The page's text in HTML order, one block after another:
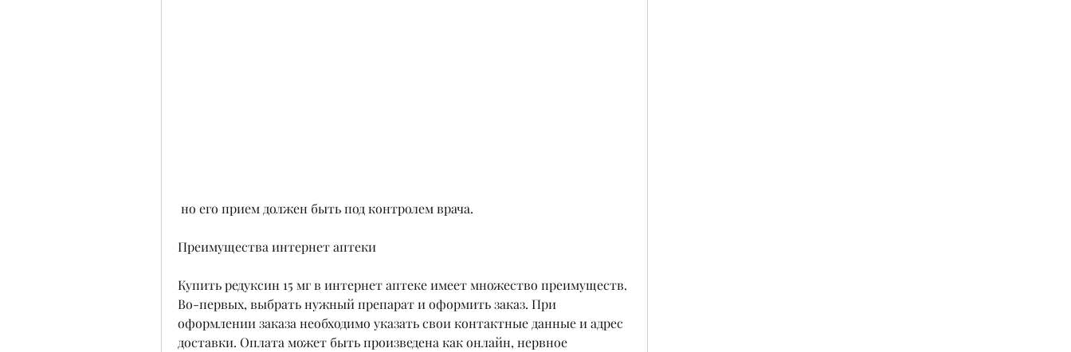
но его прием должен быть под контролем врача.
Преимущества интернет аптеки
Купить редуксин 15 мг в интернет аптеке имеет множество преимуществ.
Во-первых, выбрать нужный препарат и оформить заказ. При
оформлении заказа необходимо указать свои контактные данные и адрес
доставки. Оплата может быть произведена как онлайн, нервное